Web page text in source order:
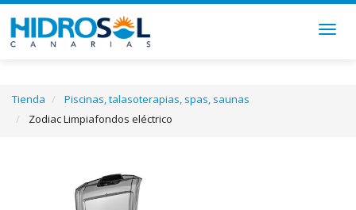
Tienda
Piscinas, talasoterapias, spas, saunas
Zodiac Limpiafondos eléctrico